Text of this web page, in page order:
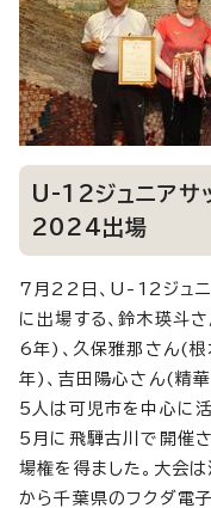
U-12ジュニアサ
2024出場
7月22日、U-12ジュニ
に出場する、鈴木瑛斗
6年)、久保雅那さん(
年)、吉田陽心さん(精
5人は可児市を中心に
5月に飛騨古川で開催
場権を得ました。大会
から千葉県のフクダ電